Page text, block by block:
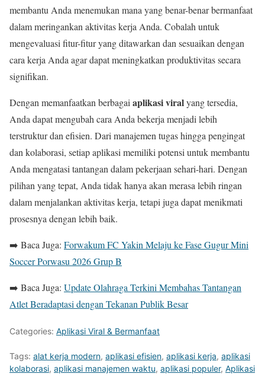
membantu Anda menemukan mana yang benar-benar bermanfaat
dalam meringankan aktivitas kerja Anda. Cobalah untuk
mengevaluasi fitur-fitur yang ditawarkan dan sesuaikan dengan
cara kerja Anda agar dapat meningkatkan produktivitas secara
signifikan.
Dengan memanfaatkan berbagai aplikasi viralyang tersedia,
Anda dapat mengubah cara Anda bekerja menjadi lebih
terstruktur dan efisien. Dari manajemen tugas hingga pengingat
dan kolaborasi, setiap aplikasi memiliki potensi untuk membantu
Anda mengatasi tantangan dalam pekerjaan sehari-hari. Dengan
pilihan yang tepat, Anda tidak hanya akan merasa lebih ringan
dalam menjalankan aktivitas kerja, tetapi juga dapat menikmati
prosesnya dengan lebih baik.
➡️ Baca Juga: Forwakum FC Yakin Melaju ke Fase Gugur Mini
Soccer Porwasu 2026 Grup B
➡️ Baca Juga: Update Olahraga Terkini Membahas Tantangan
Atlet Beradaptasi dengan Tekanan Publik Besar
Categories: Aplikasi Viral & Bermanfaat
Tags: alat kerja modern, aplikasi efisien, aplikasi kerja, aplikasi
kolaborasi, aplikasi manajemen waktu, aplikasi populer, Aplikasi